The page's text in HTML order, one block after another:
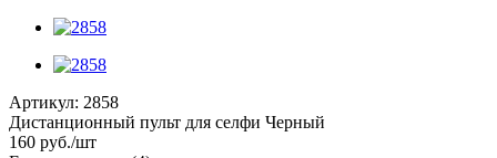
Артикул: 2858
Дистанционный пульт для селфи Черный
160 руб./шт